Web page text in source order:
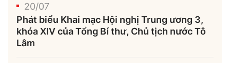
20/07
Phát biểu Khai mạc Hội nghị Trung ương 3,
khóa XIV của Tổng Bí thư, Chủ tịch nước Tô
Lâm